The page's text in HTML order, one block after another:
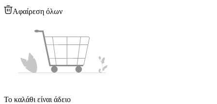
Αφαίρεση όλων
Το καλάθι είναι άδειο